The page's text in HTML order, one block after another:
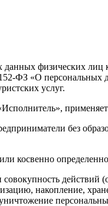
физических
ФЗ «О
услуг.
без
косвенно
действий
накопление,